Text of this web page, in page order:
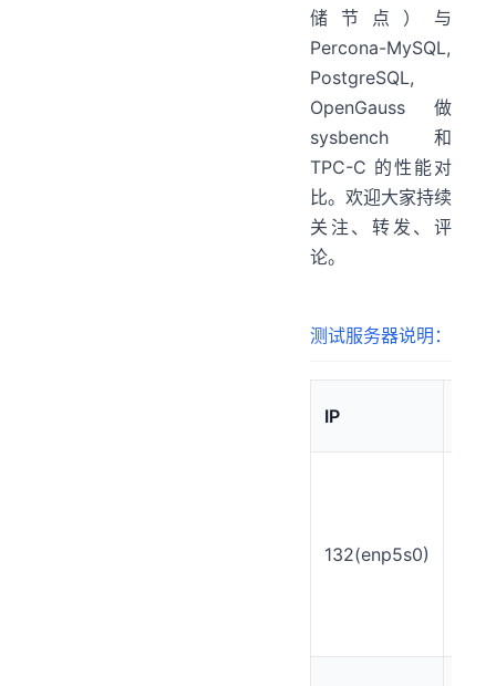
储节点）与
Percona-MySQL,
PostgreSQL,
OpenGauss 做
sysbench 和
TPC-C 的性能对
比。欢迎大家持续
关注、转发、评
论。
测试服务器说明：
IP
132(enp5s0)